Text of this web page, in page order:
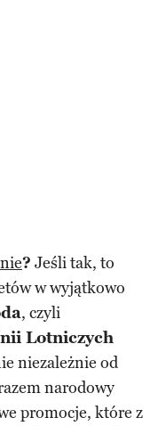
? Jeśli tak, to
w wyjątkowo
, czyli
Lotniczych
niezależnie od
narodowy
promocje, które z